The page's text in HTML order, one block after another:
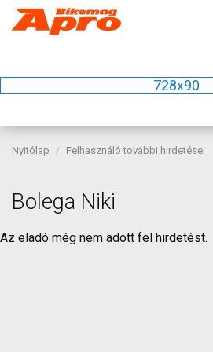
728x90
Nyitólap Felhasználó további hirdetései
Bolega Niki
Az eladó még nem adott fel hirdetést.